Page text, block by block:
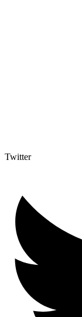
Twitter